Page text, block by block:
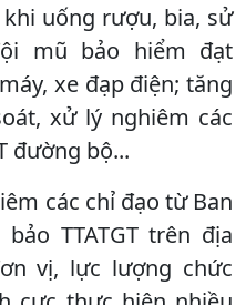
uống rượu, bia, sử
mũ bảo hiểm đạt
xe đạp điện; tăng
xử lý nghiêm các
đường bộ...
các chỉ đạo từ Ban
TTATGT trên địa
vị, lực lượng chức